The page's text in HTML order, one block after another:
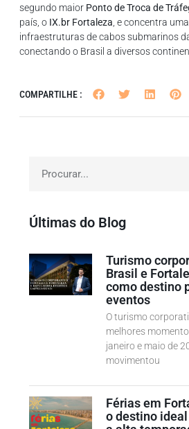
segundo maior Ponto de Troca de
país, o IX.br Fortaleza , e concentra
infraestruturas de cabos submarinos
conectando o Brasil a diversos
COMPARTILHE :
Últimas do Blog
Turismo
Brasil e
como destino
eventos
O turismo
melhores
janeiro e maio de
movimentou
Férias em
o destino